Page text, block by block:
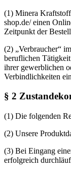
(1) Minera
shop.de/ einen
Zeitpunkt der
(2) „Verbraucher“
beruflichen Tätigkeit
ihrer gewerblichen
Verbindlichkeiten
§ 2
(1) Die folgenden
(2) Unsere
(3) Bei Eingang
erfolgreich